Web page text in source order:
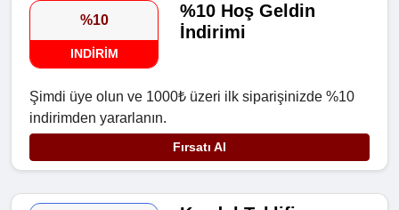
%10
INDIRIM
%10 Hoş Geldin
İndirimi
Şimdi üye olun ve 1000₺ üzeri ilk siparişinizde %10
indirimden yararlanın.
Fırsatı Al